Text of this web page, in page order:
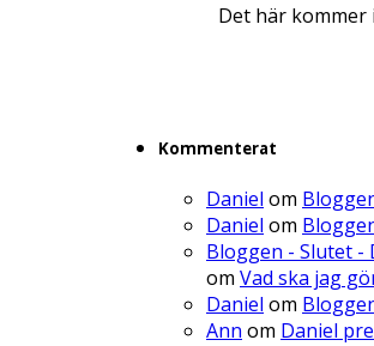
Det här kommer
Kommenterat
Daniel om
Daniel om
Bloggen - Slutet -
om Vad ska jag
Daniel om
Ann om Daniel